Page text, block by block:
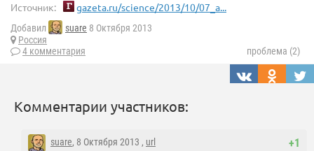
Источник: gazeta.ru/science/2013/10/07_a...
Добавил suare 8 Октября 2013
Россия
4 комментария
проблема (2)
Комментарии участников:
+1
suare, 8 Октября 2013 , url